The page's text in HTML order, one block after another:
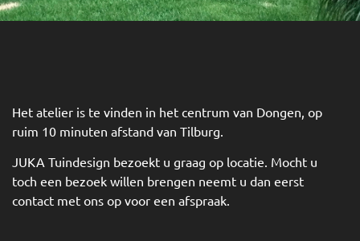
Het atelier is te vinden in het centrum van Dongen, op
ruim 10 minuten afstand van Tilburg.
JUKA Tuindesign bezoekt u graag op locatie. Mocht u
toch een bezoek willen brengen neemt u dan eerst
contact met ons op voor een afspraak.